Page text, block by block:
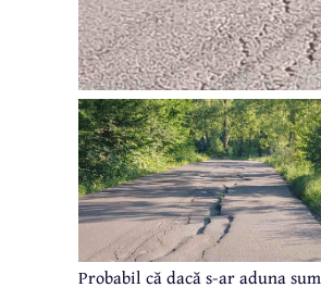
Probabil că dacă s-ar aduna